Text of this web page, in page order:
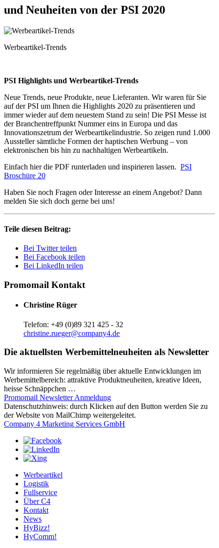
und Neuheiten von der PSI 2020
Werbeartikel-Trends
PSI Highlights und Werbeartikel-Trends
Neue Trends, neue Produkte, neue Lieferanten. Wir waren für Sie
auf der PSI um Ihnen die Highlights 2020 zu präsentieren und
immer wieder auf dem neuestem Stand zu sein! Die PSI Messe ist
der Branchentreffpunkt Nummer eins in Europa und das
Innovationszetrum der Werbeartikelindustrie. So zeigen rund 1.000
Aussteller sämtliche Formen der haptischen Werbung – von
elektronischen bis hin zu nachhaltigen Werbeartikeln.
Einfach hier die PDF runterladen und inspirieren lassen. PSI
Broschüre 20
Haben Sie noch Fragen oder Interesse an einem Angebot? Dann
melden Sie sich doch gerne bei uns!
Teile diesen Beitrag:
Bei Twitter teilen
Bei Facebook teilen
Bei LinkedIn teilen
Promomail Kontakt
Christine Rüger
Telefon: +49 (0)89 321 425 - 32
christine.rueger@company4.de
Die aktuellsten Werbemittelneuheiten als Newsletter
Wir informieren Sie regelmäßig über aktuelle Entwicklungen im
Werbemittelbereich: attraktive Produktneuheiten, kreative Ideen,
heisse Schnäppchen …
Promomail Newsletter Anmeldung
Datenschutzhinweis: durch Klicken auf den Button werden Sie zu
der Website von MailChimp weitergeleitet.
Company 4 Marketing Services GmbH
Werbeartikel
Logistik
Fullservice
Über C4
Kontakt
News
HyBizz!
HyComm!